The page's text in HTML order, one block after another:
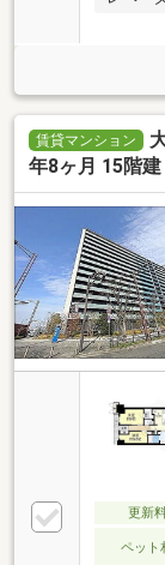
賃貸マンション
年8ヶ月 15階建
更新
ペット